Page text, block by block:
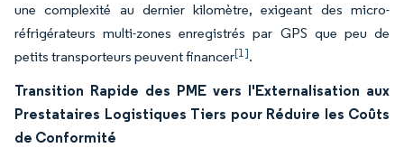
une complexité au dernier kilomètre, exigeant des micro-
réfrigérateurs multi-zones enregistrés par GPS que peu de
petits transporteurs peuvent financer[1].
Transition Rapide des PME vers l'Externalisation aux
Prestataires Logistiques Tiers pour Réduire les Coûts
de Conformité